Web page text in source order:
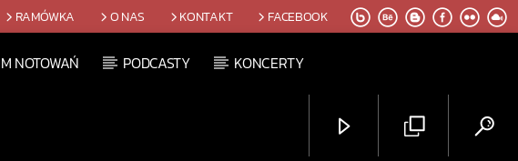
RAMÓWKA O NAS KONTAKT FACEBOOK
NOTOWAŃ PODCASTY KONCERTY